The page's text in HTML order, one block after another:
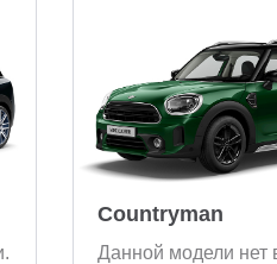
Countryman
Данной модели нет